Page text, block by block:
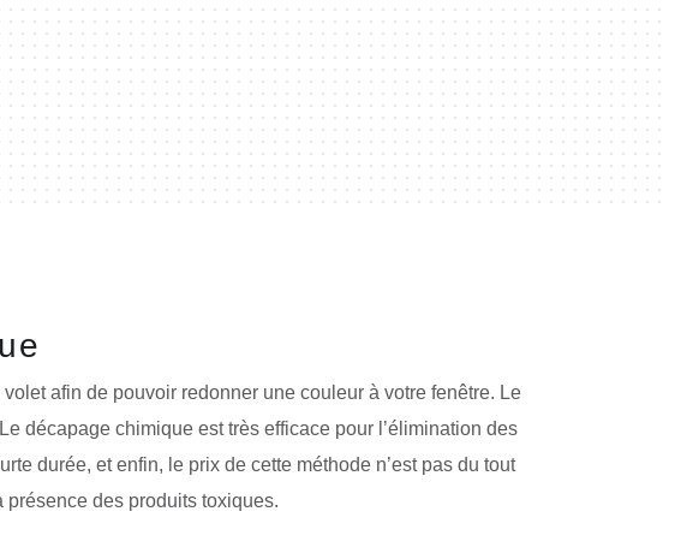
afin de pouvoir redonner une couleur à votre fenêtre. Le
décapage chimique est très efficace pour l’élimination des
durée, et enfin, le prix de cette méthode n’est pas du tout
des produits toxiques.